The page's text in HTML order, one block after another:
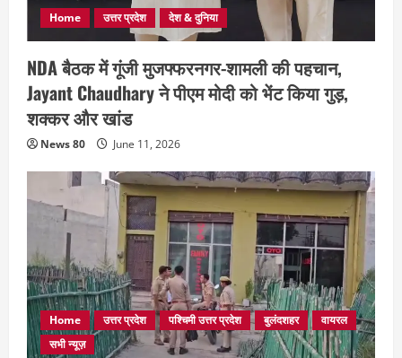
Home उत्तर प्रदेश देश & दुनिया
NDA बैठक में गूंजी मुजफ्फरनगर-शामली की पहचान,
Jayant Chaudhary ने पीएम मोदी को भेंट किया गुड़,
शक्कर और खांड
News 80 June 11, 2026
Home उत्तर प्रदेश पश्चिमी उत्तर प्रदेश बुलंदशहर
वायरल
सभी न्यूज़